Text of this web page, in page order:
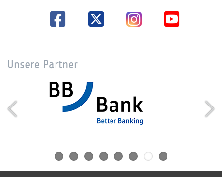
Unsere Partner